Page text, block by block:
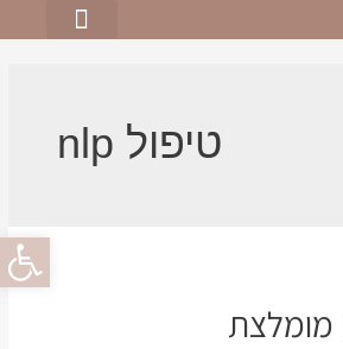
טיפול nlp
פתח